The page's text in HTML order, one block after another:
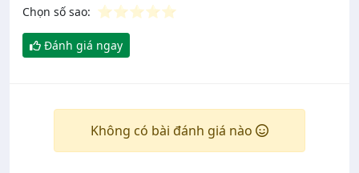
Chọn số sao: ⭐⭐⭐⭐⭐
Đánh giá ngay
Không có bài đánh giá nào